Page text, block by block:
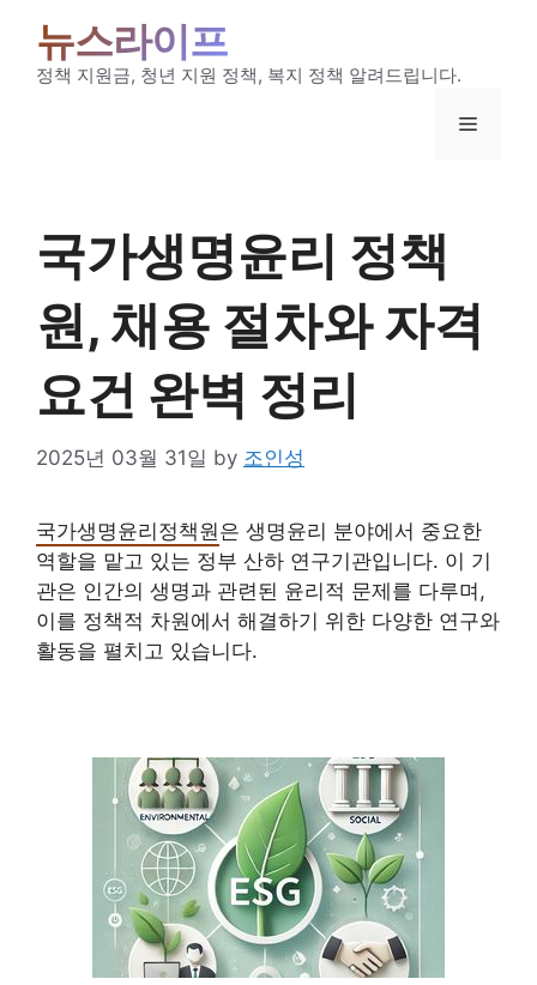
content
뉴스라이프
정책 지원금, 청년 지원 정책, 복지 정책 알려드립니다.
Menu
국가생명윤리 정책
원, 채용 절차와 자격
요건 완벽 정리
2025년 03월 31일 by 조인성
국가생명윤리정책원은 생명윤리 분야에서 중요한
역할을 맡고 있는 정부 산하 연구기관입니다. 이 기
관은 인간의 생명과 관련된 윤리적 문제를 다루며,
이를 정책적 차원에서 해결하기 위한 다양한 연구와
활동을 펼치고 있습니다.